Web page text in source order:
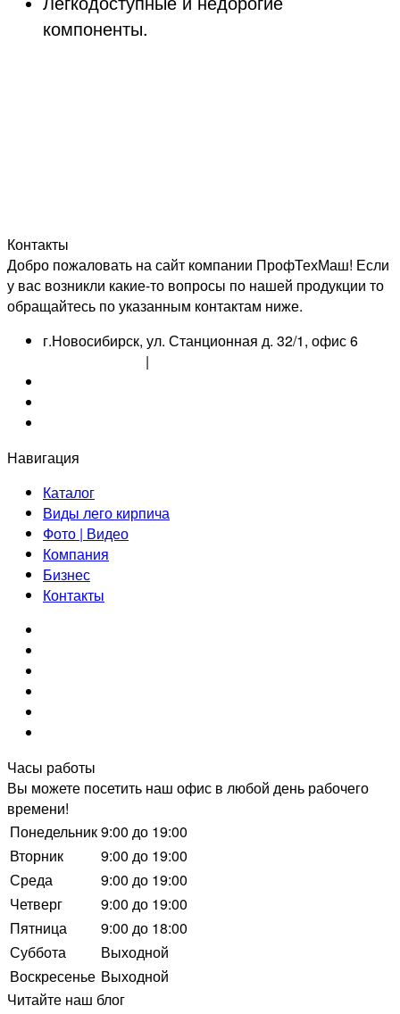
компоненты.
Контакты
Добро пожаловать на сайт компании ПрофТехМаш! Если
у вас возникли какие-то вопросы по нашей продукции то
обращайтесь по указанным контактам ниже.
г.Новосибирск, ул. Станционная д. 32/1, офис 6
|
Навигация
Каталог
Виды лего кирпича
Фото | Видео
Компания
Бизнес
Контакты
Часы работы
Вы можете посетить наш офис в любой день рабочего
времени!
Понедельник9:00 до 19:00
Вторник
9:00 до 19:00
Среда
9:00 до 19:00
Четверг
9:00 до 19:00
Пятница
9:00 до 18:00
Суббота
Выходной
Воскресенье Выходной
Читайте наш блог